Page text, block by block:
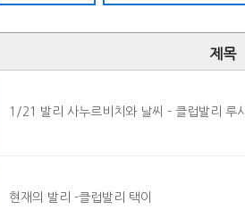
제목
1/21 발리 사누르비치와 날씨 - 클럽발리 루시
현재의 발리 -클럽발리 택이